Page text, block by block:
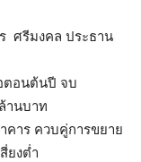
ศรีมงคล ประธาน
ตอนต้นปี จบ
านบาท
คาร ควบคู่การขยาย
ยงต่ำ